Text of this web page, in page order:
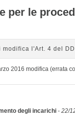
per le
l'Art. 4 del
2016 modifica (errata
degli incarichi - 22/